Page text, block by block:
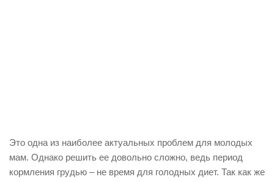
Это одна из наиболее актуальных проблем для молодых
мам. Однако решить ее довольно сложно, ведь период
кормления грудью – не время для голодных диет. Так как же